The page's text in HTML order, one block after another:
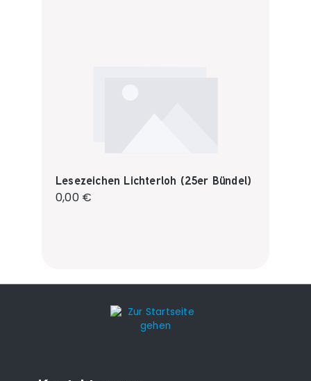
Lesezeichen Lichterloh (25er Bündel)
Regulärer Preis:
0,00 €